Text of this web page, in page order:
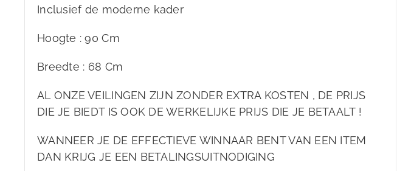
Inclusief de moderne kader
Hoogte : 90 Cm
Breedte : 68 Cm
AL ONZE VEILINGEN ZIJN ZONDER EXTRA KOSTEN , DE PRIJS
DIE JE BIEDT IS OOK DE WERKELIJKE PRIJS DIE JE BETAALT !
WANNEER JE DE EFFECTIEVE WINNAAR BENT VAN EEN ITEM
DAN KRIJG JE EEN BETALINGSUITNODIGING